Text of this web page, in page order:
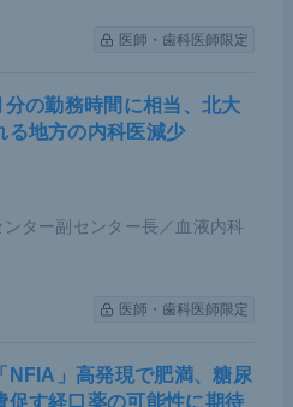
医師・歯科医師限定
の勤務時間に相当、北大
地方の内科医減少
ンター副センター長／血液内科
医師・歯科医師限定
NFIA」高発現で肥満、糖尿
す経口薬の可能性に期待